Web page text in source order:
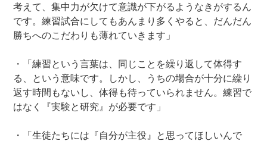
考えて、集中力が欠けて意識が下がるようなきがするん
です。練習試合にしてもあんまり多くやると、だんだん
勝ちへのこだわりも薄れていきます」
・「練習という言葉は、同じことを繰り返して体得す
る、という意味です。しかし、うちの場合が十分に繰り
返す時間もないし、体得も待っていられません。練習で
はなく『実験と研究』が必要です」
・「生徒たちには『自分が主役』と思ってほしいんで